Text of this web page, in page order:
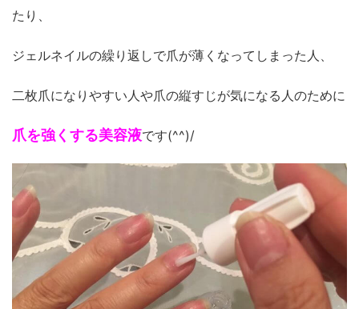
たり、
ジェルネイルの繰り返しで爪が薄くなってしまった人、
二枚爪になりやすい人や爪の縦すじが気になる人のために
爪を強くする美容液です(^^)/